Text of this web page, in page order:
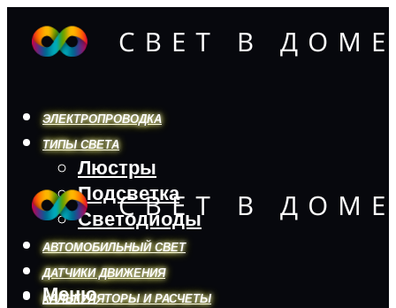
ЭЛЕКТРОПРОВОДКА
ТИПЫ СВЕТА
Люстры
Подсветка
Светодиоды
АВТОМОБИЛЬНЫЙ СВЕТ
ДАТЧИКИ ДВИЖЕНИЯ
КАЛЬКУЛЯТОРЫ И РАСЧЕТЫ
Меню